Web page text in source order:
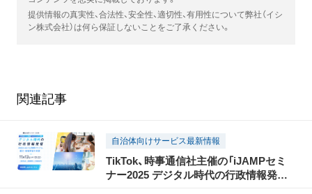
提供情報の真実性、合法性、安全性、適切性、有用性について弊社（イシ
ン株式会社）は何ら保証しないことをご了承ください。
関連記事
自治体向けサービス最新情報
TikTok、時事通信社主催の「iJAMPセミ
ナー2025 デジタル時代の行政情報発信」